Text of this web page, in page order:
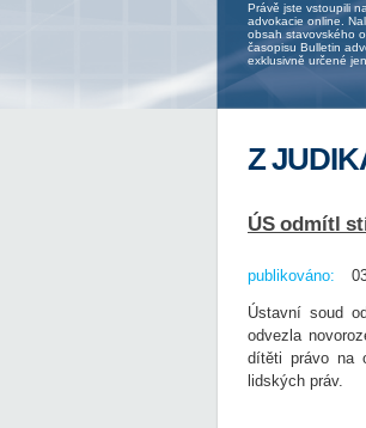
Právě jste vstoupili
advokacie online.
obsah stavovského
časopisu Bulletin
exklusivně určené
Z
ÚS odmítl
publikováno:
Ústavní soud
odvezla
dítěti právo na
lidských práv.